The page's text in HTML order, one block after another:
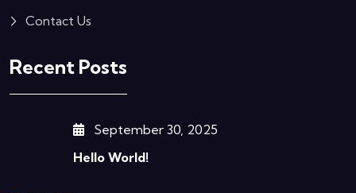
Contact Us
Recent Posts
September 30, 2025
Hello World!